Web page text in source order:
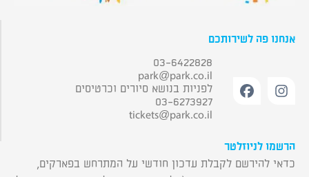
אנחנו פה לשירותכם
03-6422828
park@park.co.il
לפניות בנושא סיורים וכרטיסים
03-6273927
tickets@park.co.il
הרשמו לניוזלטר
כדאי להירשם לקבלת עדכון חודשי על המתרחש בפארקים,